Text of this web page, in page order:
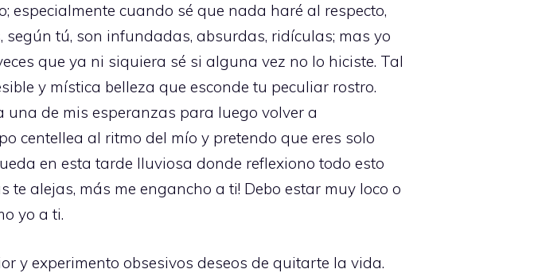
especialmente cuando sé que nada haré al respecto,
tú, son infundadas, absurdas, ridículas; mas yo
que ya ni siquiera sé si alguna vez no lo hiciste. Tal
y mística belleza que esconde tu peculiar rostro.
una de mis esperanzas para luego volver a
centellea al ritmo del mío y pretendo que eres solo
en esta tarde lluviosa donde reflexiono todo esto
te alejas, más me engancho a ti! Debo estar muy loco o
yo a ti.
y experimento obsesivos deseos de quitarte la vida.